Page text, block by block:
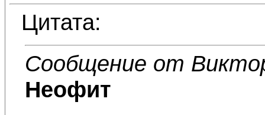
Цитата:
Сообщение от
Неофит